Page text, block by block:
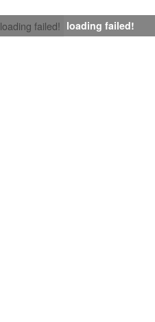
loading failed! loading failed!